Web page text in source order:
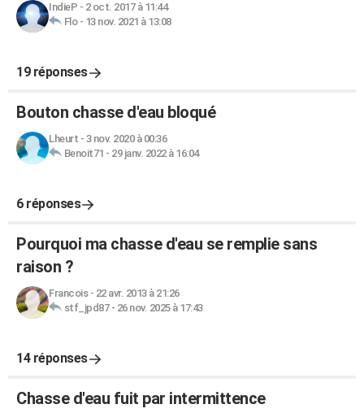
IndieP - 2 oct. 2017 à 11:44
Flo- 13 nov. 2021 à 13:08
19 réponses
Bouton chasse d'eau bloqué
Lheurt - 3 nov. 2020 à 00:36
Benoit71 - 29 janv. 2022 à 16:04
6 réponses
Pourquoi ma chasse d'eau se remplie sans
raison ?
Francois- 22 avr. 2013 à 21:26
stf_jpd87- 26 nov. 2025 à 17:43
14 réponses
Chasse d'eau fuit par intermittence